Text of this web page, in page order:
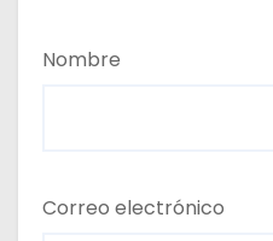
Nombre
Correo electrónico